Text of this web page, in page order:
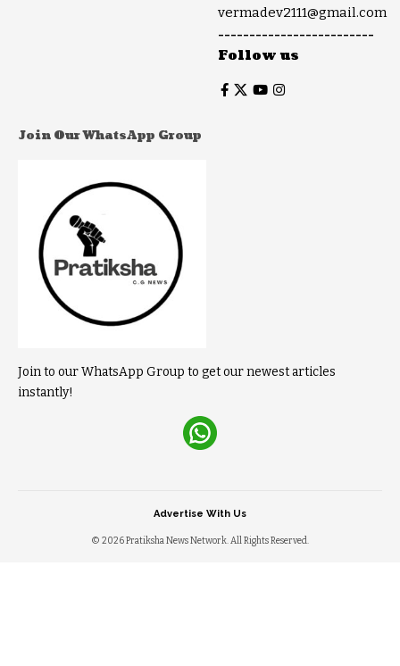
vermadev2111@gmail.com
-------------------------
Follow us
Join Our WhatsApp Group
Join to our WhatsApp Group to get our newest articles
instantly!
© 2026 Pratiksha News Network. All Rights Reserved.
Advertise With Us